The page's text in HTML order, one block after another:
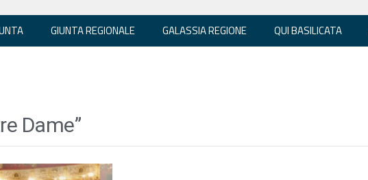
GIUNTA REGIONALE GALASSIA REGIONE QUI BASILICATA
Dame”